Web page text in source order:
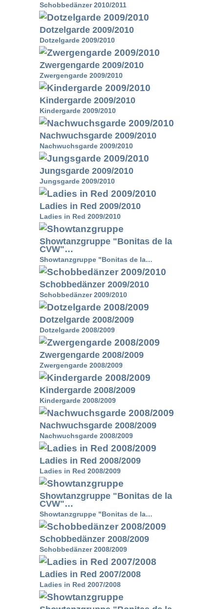
Schobbedänzer 2010/2011
Dotzelgarde 2009/2010
Dotzelgarde 2009/2010
Zwergengarde 2009/2010
Zwergengarde 2009/2010
Kindergarde 2009/2010
Kindergarde 2009/2010
Nachwuchsgarde 2009/2010
Nachwuchsgarde 2009/2010
Jungsgarde 2009/2010
Jungsgarde 2009/2010
Ladies in Red 2009/2010
Ladies in Red 2009/2010
Showtanzgruppe "Bonitas de la
CVW"…
Showtanzgruppe "Bonitas de la…
Schobbedänzer 2009/2010
Schobbedänzer 2009/2010
Dotzelgarde 2008/2009
Dotzelgarde 2008/2009
Zwergengarde 2008/2009
Zwergengarde 2008/2009
Kindergarde 2008/2009
Kindergarde 2008/2009
Nachwuchsgarde 2008/2009
Nachwuchsgarde 2008/2009
Ladies in Red 2008/2009
Ladies in Red 2008/2009
Showtanzgruppe "Bonitas de la
CVW"…
Showtanzgruppe "Bonitas de la…
Schobbedänzer 2008/2009
Schobbedänzer 2008/2009
Ladies in Red 2007/2008
Ladies in Red 2007/2008